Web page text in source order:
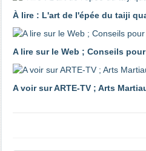
À lire : L'art de l'épée du taiji
A lire sur le Web ; Conseils
A voir sur ARTE-TV ; Arts